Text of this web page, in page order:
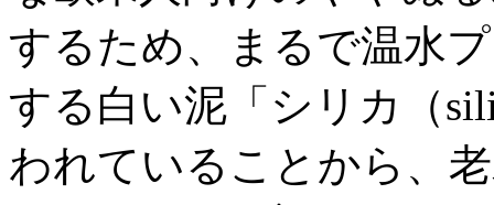
するため、まるで温水
する白い泥「シリカ（
われていることから、